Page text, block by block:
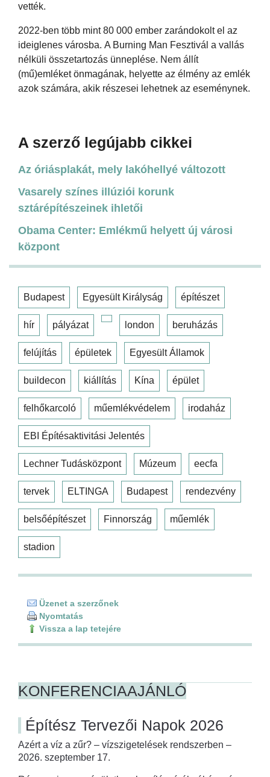
vették.
2022-ben több mint 80 000 ember zarándokolt el az
ideiglenes városba. A Burning Man Fesztivál a vallás
nélküli összetartozás ünneplése. Nem állít
(mű)emléket önmagának, helyette az élmény az emlék
azok számára, akik részesei lehetnek az eseménynek.
A szerző legújabb cikkei
Az óriásplakát, mely lakóhellyé változott
Vasarely színes illúziói korunk
sztárépítészeinek ihletői
Obama Center: Emlékmű helyett új városi
központ
Budapest Egyesült Királyság építészet
hír pályázat london beruházás
felújítás épületek Egyesült Államok
buildecon kiállítás Kína épület
felhőkarcoló műemlékvédelem irodaház
EBI Építésaktivitási Jelentés
Lechner Tudásközpont Múzeum eecfa
tervek ELTINGA Budapest rendezvény
belsőépítészet Finnország műemlék
stadion
Üzenet a szerzőnek
Nyomtatás
Vissza a lap tetejére
KONFERENCIAAJÁNLÓ
Építész Tervezői Napok 2026
Azért a víz a zűr? – vízszigetelések rendszerben –
2026. szeptember 17.